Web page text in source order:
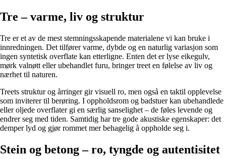
Tre – varme, liv og struktur
Tre er et av de mest stemningsskapende materialene vi kan bruke i
innredningen. Det tilfører varme, dybde og en naturlig variasjon som
ingen syntetisk overflate kan etterligne. Enten det er lyse eikegulv,
mørk valnøtt eller ubehandlet furu, bringer treet en følelse av liv og
nærhet til naturen.
Treets struktur og årringer gir visuell ro, men også en taktil opplevelse
som inviterer til berøring. I oppholdsrom og badstuer kan ubehandlede
eller oljede overflater gi en særlig sanselighet – de føles levende og
endrer seg med tiden. Samtidig har tre gode akustiske egenskaper: det
demper lyd og gjør rommet mer behagelig å oppholde seg i.
Stein og betong – ro, tyngde og autentisitet